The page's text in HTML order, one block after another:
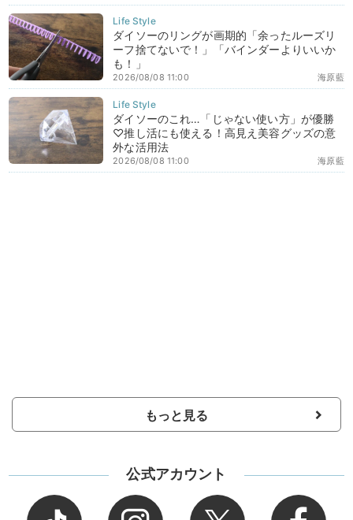
ダイソーのリングが画期的「余ったルーズリ
ーフ捨てないで！」「バインダーよりいいか
も！」
海原藍
2026/08/08 11:00
ダイソーのこれ…「じゃない使い方」が優勝
♡推し活にも使える！高見え美容グッズの意
外な活用法
海原藍
2026/08/08 11:00
もっと見る
公式アカウント